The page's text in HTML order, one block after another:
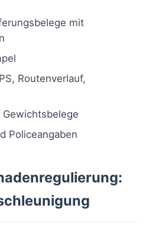
mit
Routenverlauf,
Policeangaben